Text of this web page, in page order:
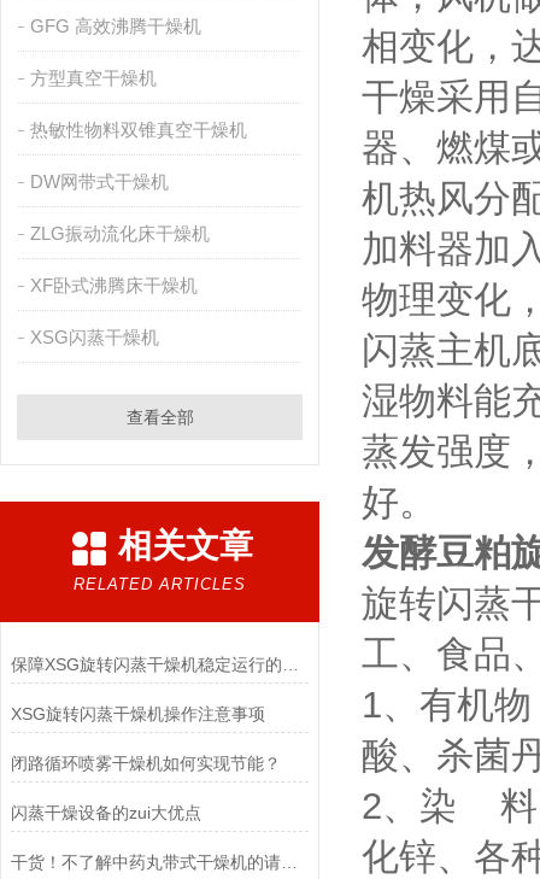
GFG 高效沸腾干燥机
方型真空干燥机
热敏性物料双锥真空干燥机
DW网带式干燥机
ZLG振动流化床干燥机
XF卧式沸腾床干燥机
XSG闪蒸干燥机
查看全部
相关文章
RELATED ARTICLES
XSG旋转闪蒸干燥机操作注意事项
闭路循环喷雾干燥机如何实现节能？
闪蒸干燥设备的zui大优点
干货！不了解中药丸带式干燥机的请看这儿
相变化，
干燥采用
器、燃煤
机热风分
加料器加
物理变化
闪蒸主机
湿物料能
蒸发强度
好。
发酵豆粕
旋转闪蒸
工、食品
1、有机
酸、杀菌
2、染 料
化锌、各